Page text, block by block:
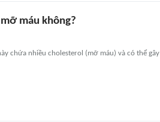
máu không?
chứa nhiều cholesterol (mỡ máu) và có thể gây